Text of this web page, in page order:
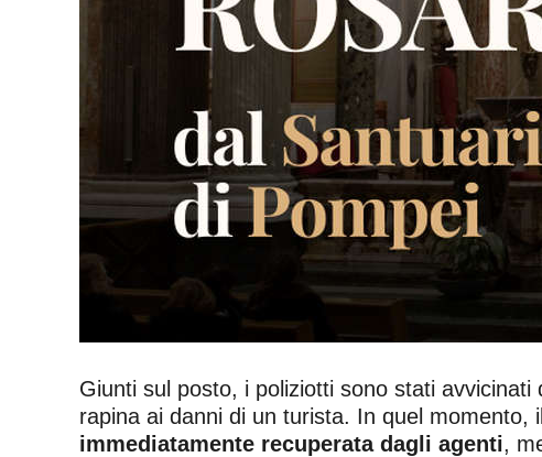
Giunti sul posto, i poliziotti sono stati
rapina ai danni di un turista. In quel momento,
immediatamente recuperata dagli agenti,